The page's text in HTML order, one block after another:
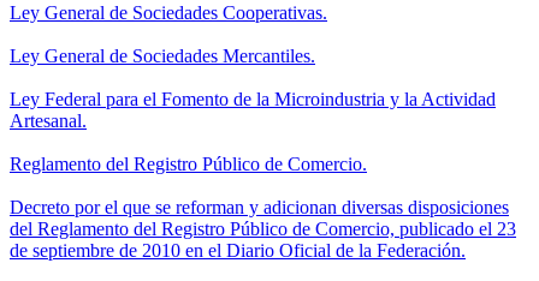
Ley General de Sociedades Cooperativas.
Ley General de Sociedades Mercantiles.
Ley Federal para el Fomento de la Microindustria y la Actividad
Artesanal.
Reglamento del Registro Público de Comercio.
Decreto por el que se reforman y adicionan diversas disposiciones
del Reglamento del Registro Público de Comercio, publicado el 23
de septiembre de 2010 en el Diario Oficial de la Federación.